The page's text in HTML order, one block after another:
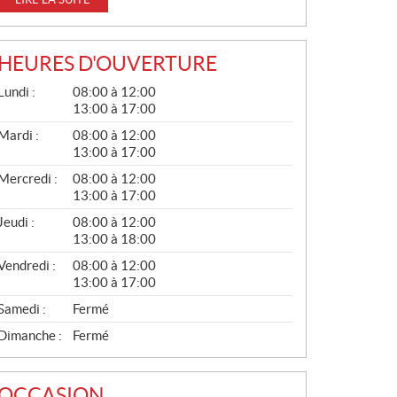
HEURES D'OUVERTURE
Lundi :
08:00 à 12:00
13:00 à 17:00
Mardi :
08:00 à 12:00
13:00 à 17:00
Mercredi :
08:00 à 12:00
13:00 à 17:00
:
08:00 à 12:00
13:00 à 18:00
:
08:00 à 12:00
13:00 à 17:00
:
Fermé
Dimanche :
Fermé